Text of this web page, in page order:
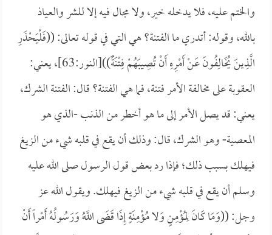
والختم عليه، فلا يدخله خير، ولا مجال فيه إلا للشر والعياذ
بالله، وقوله: أتدري ما الفتنة؟ هي التي في قوله تعالى: ((فَلْيَحْذَرِ
الَّذِينَ يُخَالِفُونَ عَنْ أَمْرِهِ أَنْ تُصِيبَهُمْ فِتْنَةٌ))[النور:63]، يعني:
العقوبة على مخالفة الأمر فتنة، فما هي الفتنة؟ قال: الفتنة الشرك،
يعني: قد يصل الأمر إلى ما هو أخطر من الذنب -الذي هو
المعصية- وهو الشرك، قال: وذلك أن يقع في قلبه شيء من الزيغ
فيهلك بسبب ذلك؛ فإذا رد بعض قول الرسول صلى الله عليه
وسلم أن يقع في قلبه شيء من الزيغ فيهلك. ويقول الله عز
وجل: ((وَمَا كَانَ لِمُؤْمِنٍ وَلا مُؤْمِنَةٍ إِذَا قَضَى اللَّهُ وَرَسُولُهُ أَمْراً أَنْ